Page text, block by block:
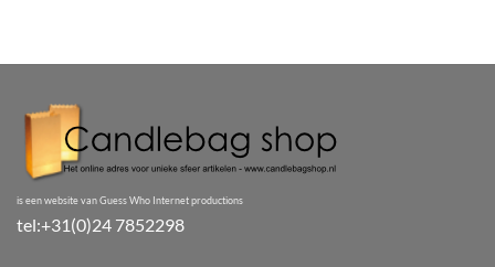
is een website van Guess Who Internet productions
tel:+31(0)24 7852298